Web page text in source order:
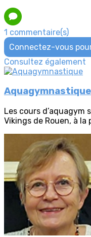
1 commentaire(s)
Connectez-vous
Consultez également
Aquagymnastique
Les cours d’aquagym
Vikings de Rouen, à la